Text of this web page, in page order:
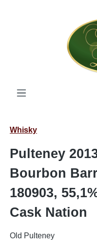
Whisky
Pulteney
Bourbon
180903,
Cask Nation
Old Pulteney